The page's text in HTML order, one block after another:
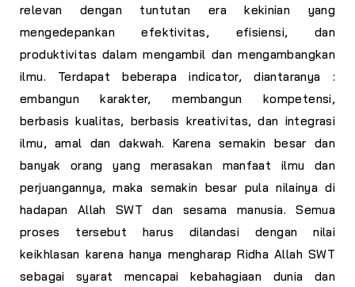
relevan dengan tuntutan era kekinian yang
mengedepankan efektivitas, efisiensi, dan
produktivitas dalam mengambil dan mengambangkan
ilmu. Terdapat beberapa indicator, diantaranya :
embangun karakter, membangun kompetensi,
berbasis kualitas, berbasis kreativitas, dan integrasi
ilmu, amal dan dakwah. Karena semakin besar dan
banyak orang yang merasakan manfaat ilmu dan
perjuangannya, maka semakin besar pula nilainya di
hadapan Allah SWT dan sesama manusia. Semua
proses tersebut harus dilandasi dengan nilai
keikhlasan karena hanya mengharap Ridha Allah SWT
sebagai syarat mencapai kebahagiaan dunia dan